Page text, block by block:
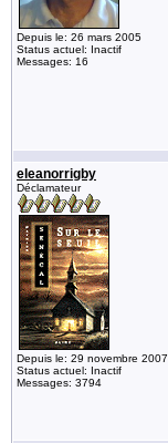
Depuis le: 26 mars 2005
Status actuel: Inactif
Messages: 16
eleanorrigby
Déclamateur
Depuis le: 29 novembre 2007
Status actuel: Inactif
Messages: 3794